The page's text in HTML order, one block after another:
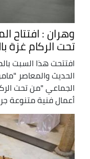
وهران : افتتاح
تحت الركام غزة
افتتحت هذا السبت
الحديث والمعاصر
الجماعي "من تحت
أعمال فنية متنوعة